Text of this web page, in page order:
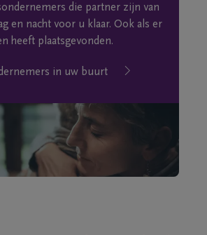
die partner zijn van
en nacht voor u klaar. Ook als er
heeft plaatsgevonden.
in uw buurt